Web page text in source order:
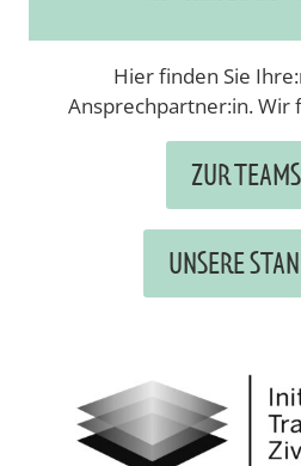
Hier finden Sie
Ansprechpartner:in. Wir
ZUR
UNSERE